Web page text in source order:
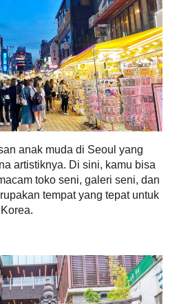
anak muda di Seoul yang
artistiknya. Di sini, kamu bisa
toko seni, galeri seni, dan
tempat yang tepat untuk